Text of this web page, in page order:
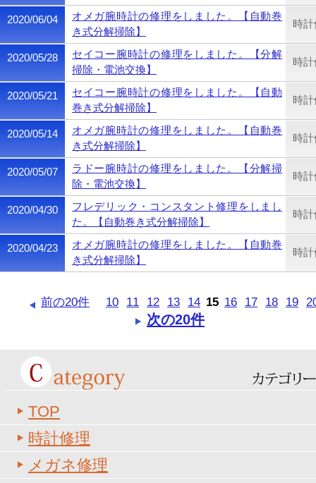
2020/06/04
オメガ腕時計の修理をしました。【自動巻
き式分解掃除】
時
2020/05/28
セイコー腕時計の修理をしました。【分解
掃除・電池交換】
時
2020/05/21
セイコー腕時計の修理をしました。【自動
巻き式分解掃除】
時
2020/05/14
オメガ腕時計の修理をしました。【自動巻
き式分解掃除】
時
2020/05/07
ラドー腕時計の修理をしました。【分解掃
除・電池交換】
時
2020/04/30
フレデリック・コンスタント修理をしまし
た。【自動巻き式分解掃除】
時
2020/04/23
オメガ腕時計の修理をしました。【自動巻
き式分解掃除】
時
前の20件 10 11 12 13 14 15 16 17 18 19
次の20件
TOP
時計修理
メガネ修理